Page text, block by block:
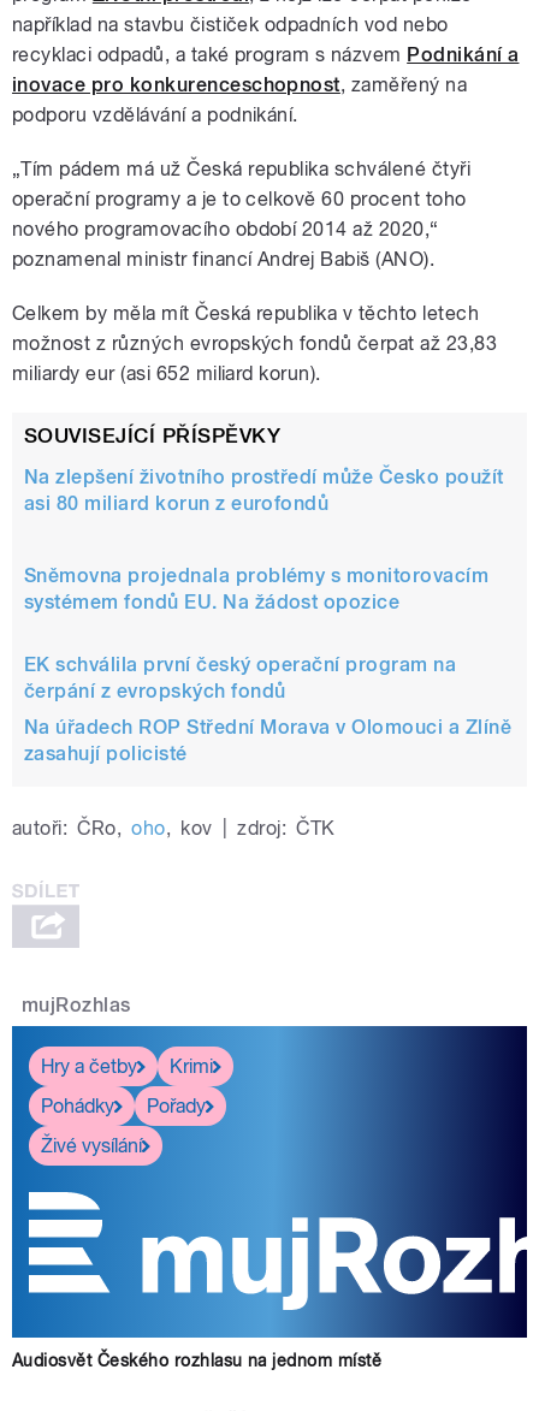
například na stavbu čističek odpadních vod nebo
recyklaci odpadů, a také program s názvem Podnikání a
inovace pro konkurenceschopnost, zaměřený na
podporu vzdělávání a podnikání.
„Tím pádem má už Česká republika schválené čtyři
operační programy a je to celkově 60 procent toho
nového programovacího období 2014 až 2020,“
poznamenal ministr financí Andrej Babiš (ANO).
Celkem by měla mít Česká republika v těchto letech
možnost z různých evropských fondů čerpat až 23,83
miliardy eur (asi 652 miliard korun).
SOUVISEJÍCÍ PŘÍSPĚVKY
Na zlepšení životního prostředí může Česko použít
asi 80 miliard korun z eurofondů
Sněmovna projednala problémy s monitorovacím
systémem fondů EU. Na žádost opozice
EK schválila první český operační program na
čerpání z evropských fondů
Na úřadech ROP Střední Morava v Olomouci a Zlíně
zasahují policisté
autoři: ČRo, oho, kov zdroj: ČTK
mujRozhlas
Hry a četby
Krimi
Pohádky
Pořady
Živé vysílání
Audiosvět Českého rozhlasu na jednom místě